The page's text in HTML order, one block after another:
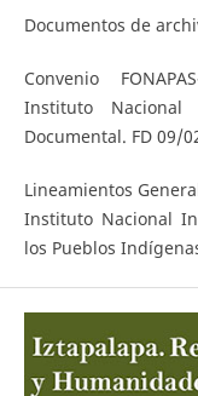
Documentos de
Convenio
Instituto
Documental. FD 09/
Lineamientos
Instituto Nacional
los Pueblos